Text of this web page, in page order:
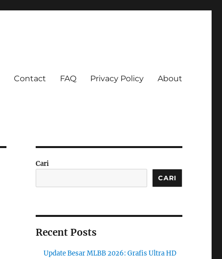
Contact FAQ Privacy Policy About
Cari
CARI
Recent Posts
Update Besar MLBB 2026: Grafis Ultra HD